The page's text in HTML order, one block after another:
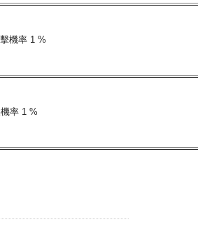
機率 1 %
率 1 %